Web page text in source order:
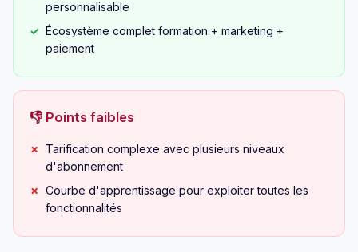
personnalisable
Écosystème complet formation + marketing +
paiement
👎 Points faibles
Tarification complexe avec plusieurs niveaux
d'abonnement
Courbe d'apprentissage pour exploiter toutes les
fonctionnalités